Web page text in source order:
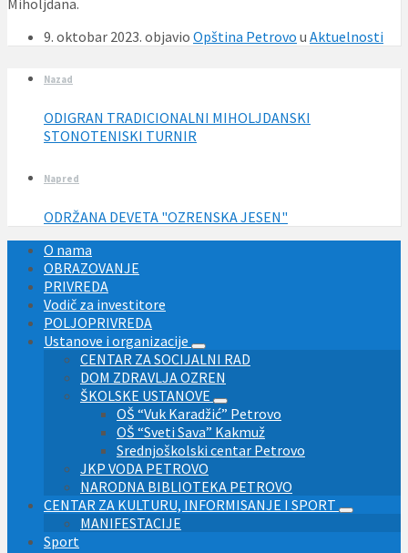
9. oktobar 2023. objavio Opština Petrovo u Aktuelnosti
Nazad
ODIGRAN TRADICIONALNI MIHOLJDANSKI
STONOTENISKI TURNIR
Napred
ODRŽANA DEVETA "OZRENSKA JESEN"
O nama
OBRAZOVANJE
PRIVREDA
Vodič za investitore
POLJOPRIVREDA
Ustanove i organizacije
CENTAR ZA SOCIJALNI RAD
DOM ZDRAVLJA OZREN
ŠKOLSKE USTANOVE
OŠ “Vuk Karadžić” Petrovo
OŠ “Sveti Sava” Kakmuž
Srednjoškolski centar Petrovo
JKP VODA PETROVO
NARODNA BIBLIOTEKA PETROVO
CENTAR ZA KULTURU, INFORMISANJE I SPORT
MANIFESTACIJE
Sport